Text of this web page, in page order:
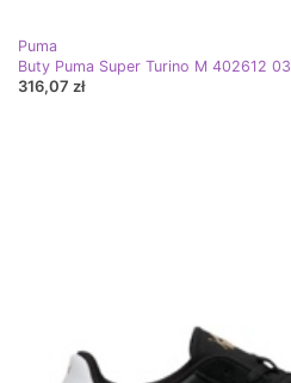
Puma
Buty Puma Super Turino M 402612 03
316,07 zł